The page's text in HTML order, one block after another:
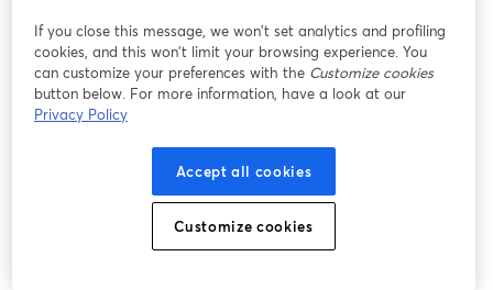
If you close this message, we won’t set analytics and profiling
cookies, and this won’t limit your browsing experience. You
can customize your preferences with the Customize cookies
button below. For more information, have a look at our
Privacy Policy
Accept all cookies
Customize cookies